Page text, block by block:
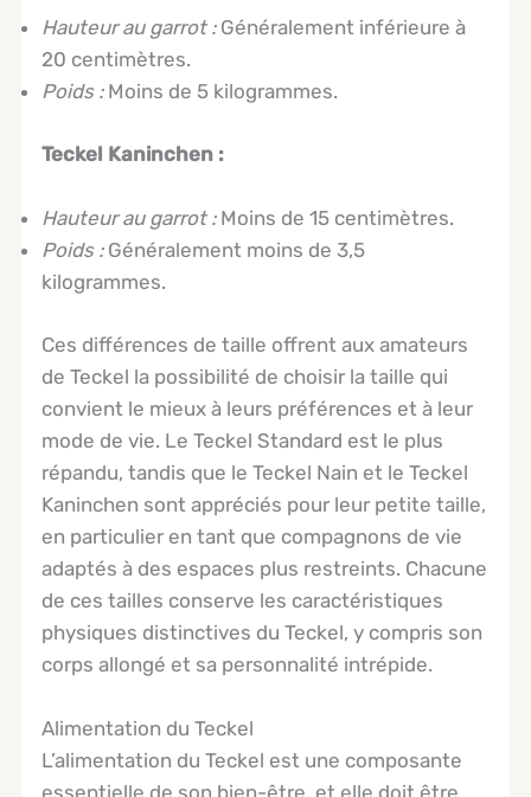
Hauteur au garrot :Généralement inférieure à
20 centimètres.
Poids :Moins de 5 kilogrammes.
Teckel Kaninchen :
Hauteur au garrot :Moins de 15 centimètres.
Poids :Généralement moins de 3,5
kilogrammes.
Ces différences de taille offrent aux amateurs
de Teckel la possibilité de choisir la taille qui
convient le mieux à leurs préférences et à leur
mode de vie. Le Teckel Standard est le plus
répandu, tandis que le Teckel Nain et le Teckel
Kaninchen sont appréciés pour leur petite taille,
en particulier en tant que compagnons de vie
adaptés à des espaces plus restreints. Chacune
de ces tailles conserve les caractéristiques
physiques distinctives du Teckel, y compris son
corps allongé et sa personnalité intrépide.
Alimentation du Teckel
L’alimentation du Teckel est une composante
essentielle de son bien-être, et elle doit être